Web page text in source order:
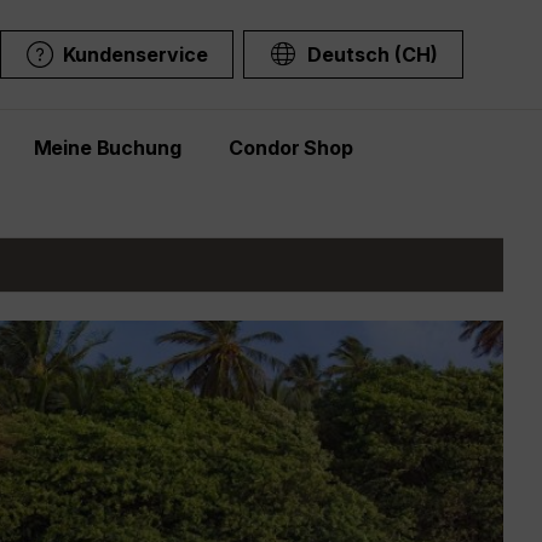
Kundenservice Deutsch (CH)
Meine Buchung Condor Shop